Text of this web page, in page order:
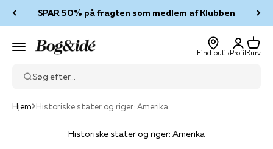
SPAR 50% på fragten som medlem af Klubben
Menu Bog & idé
Find butik
Log ind
Profil
Kurv
Kurv
Søg efter...
Hjem Historiske stater og riger: Amerika
Historiske stater og riger: Amerika